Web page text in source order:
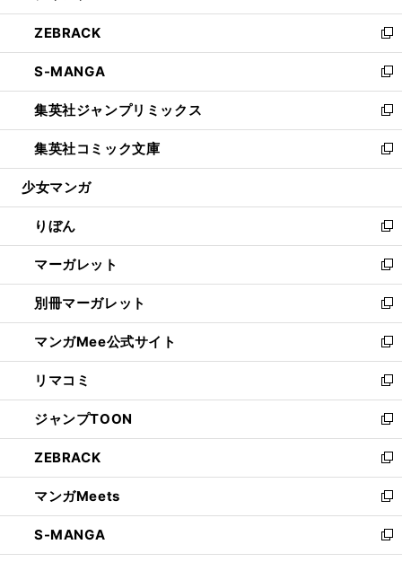
開
く
ウ
で
開
く
ン
ド
ウ
で
開
く
ウ
ィ
ン
ド
ウ
で
開
く
し
い
ウ
ィ
ン
ド
ウ
で
開
ZEBRACK
新
し
い
ウ
ィ
ン
ド
ウ
開
く
S-MANGA
新
し
い
ウ
ィ
ン
ウ
で
開
く
集英社ジャンプリミックス
新
し
い
ウ
ン
ド
ウ
で
開
く
集英社コミック文庫
新
し
ウ
ィ
ン
ド
ウ
で
開
く
少女マンガ
りぼん
新
し
い
ウ
ィ
ン
ド
ウ
で
開
く
マーガレット
新
し
い
ウ
ィ
ン
ド
ウ
で
開
く
別冊マーガレット
新
し
い
ウ
ィ
ン
ド
ウ
で
開
く
マンガMee公式サイト
新
し
い
ウ
ィ
ン
ド
ウ
で
開
く
リマコミ
新
し
い
ウ
ィ
ン
ド
ウ
で
開
ジャンプTOON
新
し
い
ウ
ィ
ン
ド
ウ
ZEBRACK
新
し
い
ウ
ィ
ン
マンガMeets
新
し
い
ウ
S-MANGA
新
し